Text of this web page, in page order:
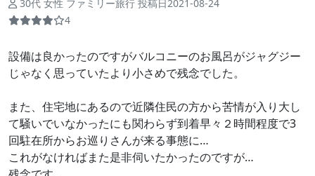
30代 女性 ファミリー旅行 投稿日2021-08-24
4
設備は良かったのですがバルコニーのお風呂がジャグジー
じゃなく思っていたより小さめで残念でした。
また、住宅地にあるので近隣住民の方から苦情が入り大し
て騒いでいなかったにも関わらず到着早々２時間程度で3
回駐在所からお巡りさんが来る事態に…
これがなければまた是非伺いたかったのですが…